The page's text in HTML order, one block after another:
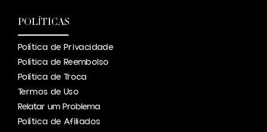
POLÍTICAS
Política de Privacidade
Política de Reembolso
Política de Troca
Termos de Uso
Relatar um Problema
Política de Afiliados